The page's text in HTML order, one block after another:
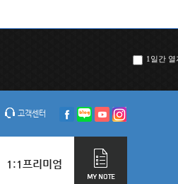
1일간 열
고객센터
1:1프리미엄